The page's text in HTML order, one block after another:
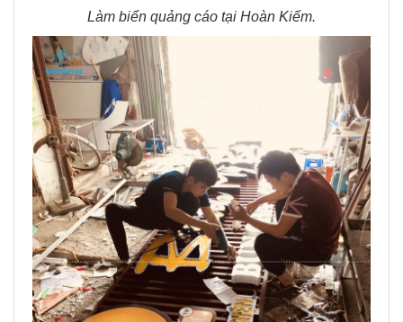
Làm biển quảng cáo tại Hoàn Kiếm.